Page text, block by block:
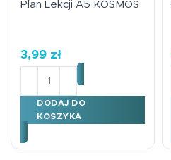
Plan Lekcji A5 KOSMOS
3,99 zł
ilość Plan Lekcji A5 KOSMOS
DODAJ DO
KOSZYKA